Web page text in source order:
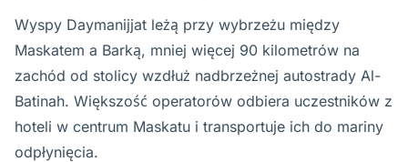
Wyspy Daymanijjat leżą przy wybrzeżu między
Maskatem a Barką, mniej więcej 90 kilometrów na
zachód od stolicy wzdłuż nadbrzeżnej autostrady Al-
Batinah. Większość operatorów odbiera uczestników z
hoteli w centrum Maskatu i transportuje ich do mariny
odpłynięcia.